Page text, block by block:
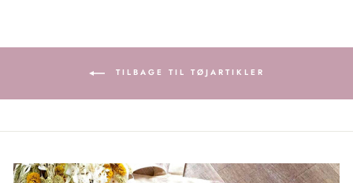
TILBAGE TIL TØJARTIKLER